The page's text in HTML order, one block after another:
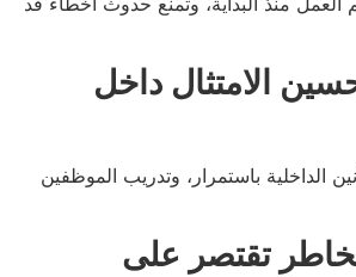
الامتثال داخل
الداخلية باستمرار، وتدريب الموظفين
تقتصر على